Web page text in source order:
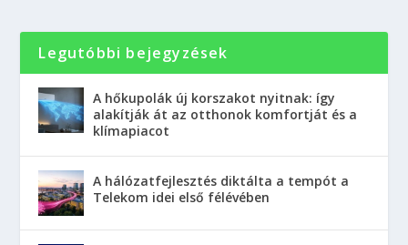
Legutóbbi bejegyzések
A hőkupolák új korszakot nyitnak: így
alakítják át az otthonok komfortját és a
klímapiacot
A hálózatfejlesztés diktálta a tempót a
Telekom idei első félévében